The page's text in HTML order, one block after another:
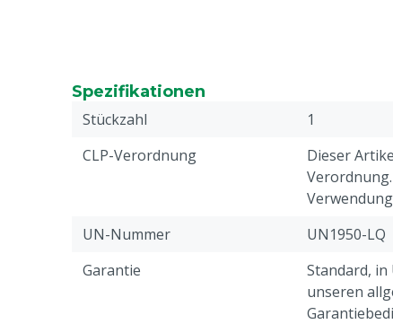
Spezifikationen
Stückzahl
1
CLP-Verordnung
Dieser
UN-Nummer
UN1950-LQ
Garantie
Standard,
unseren